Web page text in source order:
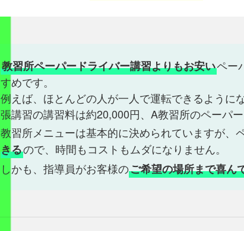
教習所ペーパードライバー講習よりもお安いペー
すめです。
例えば、ほとんどの人が一人で運転できるように
張講習の講習料は約20,000円、A教習所のペーパ
教習所メニューは基本的に決められていますが、
きるので、時間もコストもムダになりません。
しかも、指導員がお客様のご希望の場所まで喜ん